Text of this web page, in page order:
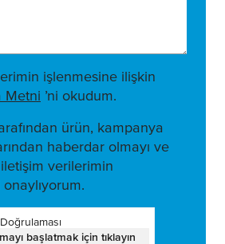
işlenmesine ilişkin
Metni ’ni okudum.
ürün, kampanya
haberdar olmayı ve
verilerimin
başlatmak için tıklayın